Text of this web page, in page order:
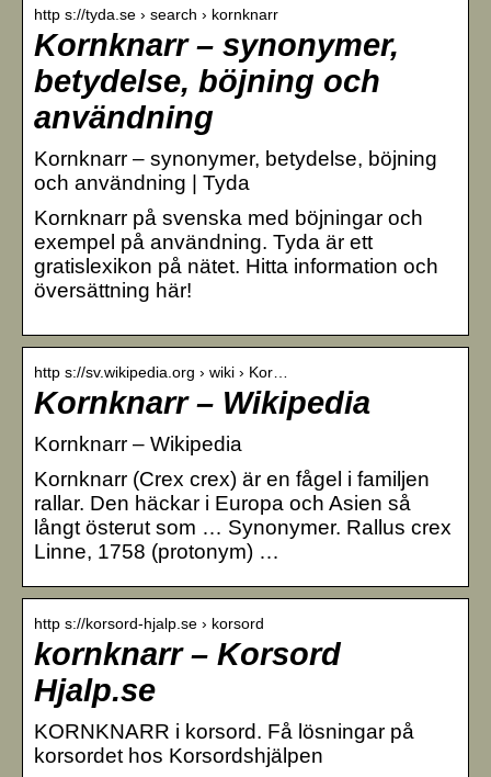
http s://tyda.se › search › kornknarr
Kornknarr – synonymer,
betydelse, böjning och
användning
Kornknarr – synonymer, betydelse, böjning
och användning | Tyda
Kornknarr på svenska med böjningar och
exempel på användning. Tyda är ett
gratislexikon på nätet. Hitta information och
översättning här!
http s://sv.wikipedia.org › wiki › Kor…
Kornknarr – Wikipedia
Kornknarr – Wikipedia
Kornknarr (Crex crex) är en fågel i familjen
rallar. Den häckar i Europa och Asien så
långt österut som … Synonymer. Rallus crex
Linne, 1758 (protonym) …
http s://korsord-hjalp.se › korsord
kornknarr – Korsord
Hjalp.se
KORNKNARR i korsord. Få lösningar på
korsordet hos Korsordshjälpen